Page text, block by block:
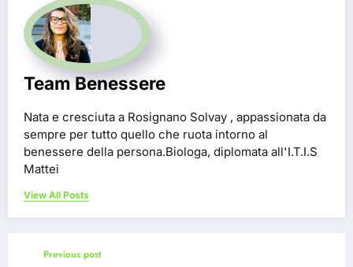
Team Benessere
Nata e cresciuta a Rosignano Solvay , appassionata da
sempre per tutto quello che ruota intorno al
benessere della persona.Biologa, diplomata all'I.T.I.S
Mattei
View All Posts
Previous post